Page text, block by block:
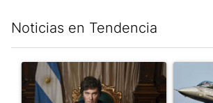
Noticias en Tendencia
Un artículo de tendencia con el título